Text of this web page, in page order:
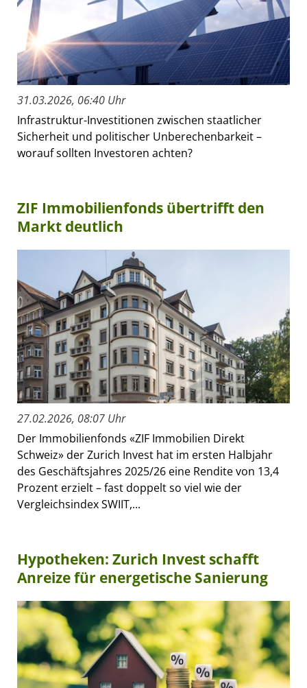
31.03.2026, 06:40 Uhr
Infrastruktur-Investitionen zwischen staatlicher
Sicherheit und politischer Unberechenbarkeit –
worauf sollten Investoren achten?
ZIF Immobilienfonds übertrifft den
Markt deutlich
27.02.2026, 08:07 Uhr
Der Immobilienfonds «ZIF Immobilien Direkt
Schweiz» der Zurich Invest hat im ersten Halbjahr
des Geschäftsjahres 2025/26 eine Rendite von 13,4
Prozent erzielt – fast doppelt so viel wie der
Vergleichsindex SWIIT,...
Hypotheken: Zurich Invest schafft
Anreize für energetische Sanierung